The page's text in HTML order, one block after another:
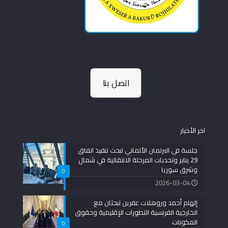
اتصل بنا
اخر الأخبار
0
جلسة في البرلمان الألماني تبحث تنفيذ اتفاق
29 يناير وتحديات المرحلة الانتقالية في شمال
وشرق سوريا
2026-03-04
0
إلهام أحمد وروهلات عفرين تبحثان مع
الخارجية الفرنسية التطورات الإقليمية وحقوق
المكونات